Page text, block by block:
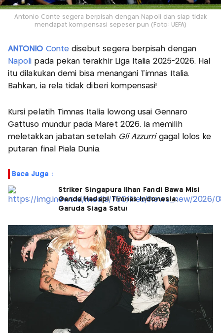
Antonio Conte segera berpisah dengan Napoli dan siap tidak
mendapat kompensasi sepeser pun (Foto: UEFA)
ANTONIO Contedisebut segera berpisah dengan
Napoli pada pekan terakhir Liga Italia 2025-2026. Hal
itu dilakukan demi bisa menangani Timnas Italia.
Bahkan, ia rela tidak diberi kompensasi!
Kursi pelatih Timnas Italia lowong usai Gennaro
Gattuso mundur pada Maret 2026. Ia memilih
meletakkan jabatan setelah Gli Azzurrigagal lolos ke
putaran final Piala Dunia.
Baca Juga :
Striker Singapura Ilhan Fandi Bawa Misi
Ganda Hadapi Timnas Indonesia,
Garuda Siaga Satu!